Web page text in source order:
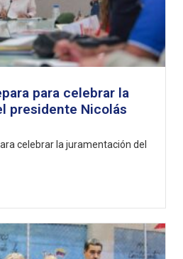
para celebrar la
presidente Nicolás
celebrar la juramentación del